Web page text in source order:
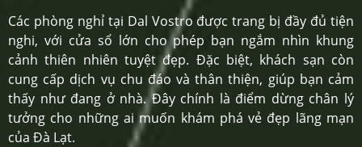
Các phòng nghỉ tại Dal Vostro được trang bị đầy đủ tiện
nghi, với cửa sổ lớn cho phép bạn ngắm nhìn khung
cảnh thiên nhiên tuyệt đẹp. Đặc biệt, khách sạn còn
cung cấp dịch vụ chu đáo và thân thiện, giúp bạn cảm
thấy như đang ở nhà. Đây chính là điểm dừng chân lý
tưởng cho những ai muốn khám phá vẻ đẹp lãng mạn
của Đà Lạt.